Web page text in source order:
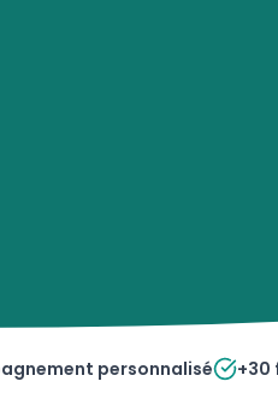
personnalisé +30